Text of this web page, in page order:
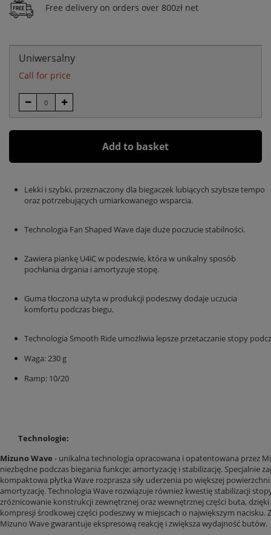
Free delivery on orders over 800zł net
Uniwersalny
Call for price
Add to basket
Lekki i szybki, przeznaczony dla biegaczek lubiących szybsze tempo
oraz potrzebujących umiarkowanego wsparcia.
Technologia Fan Shaped Wave daje duże poczucie stabilności.
Zawiera piankę U4iC w podeszwie, która w unikalny sposób
pochłania drgania i amortyzuje stopę.
Guma tłoczona użyta w produkcji podeszwy dodaje uczucia
komfortu podczas biegu.
Technologia Smooth Ride umożliwia lepsze przetaczanie stopy
Waga: 230 g
Ramp: 10/20
Technologie:
Mizuno Wave - unikalna technologia opracowana i opatentowana przez
niezbędne podczas biegania funkcje: amortyzację i stabilizację. Specjalnie
kompaktowa płytka Wave rozprasza siły uderzenia po większej
amortyzację. Technologia Wave rozwiązuje również kwestię stabilizacji
zróżnicowanie konstrukcji zewnętrznej oraz wewnętrznej części buta,
kompresji środkowej części podeszwy w miejscach o największym nacisku.
Mizuno Wave gwarantuje ekspresową reakcję i zwiększa wydajność butów.